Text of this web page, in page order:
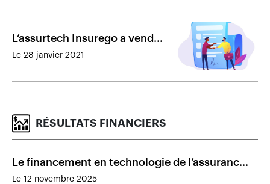
L’assurtech Insurego a vendu
son portefeuille de courtage
Le 28 janvier 2021
RÉSULTATS FINANCIERS
Le financement en technologie de l’assurance
poursuit sa progression
Le 12 novembre 2025